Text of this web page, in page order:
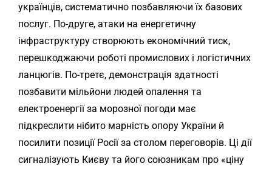
українців, систематично позбавляючи їх базових
послуг. По-друге, атаки на енергетичну
інфраструктуру створюють економічний тиск,
перешкоджаючи роботі промислових і логістичних
ланцюгів. По-третє, демонстрація здатності
позбавити мільйони людей опалення та
електроенергії за морозної погоди має
підкреслити нібито марність опору України й
посилити позиції Росії за столом переговорів. Ці дії
сигналізують Києву та його союзникам про «ціну